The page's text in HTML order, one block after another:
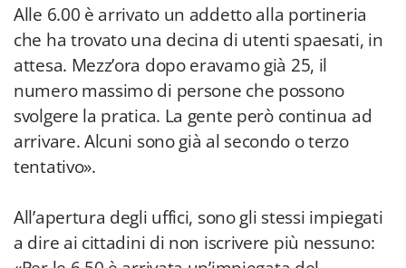
Alle 6.00 è arrivato un addetto alla portineria
che ha trovato una decina di utenti spaesati, in
attesa. Mezz’ora dopo eravamo già 25, il
numero massimo di persone che possono
svolgere la pratica. La gente però continua ad
arrivare. Alcuni sono già al secondo o terzo
tentativo».
All’apertura degli uffici, sono gli stessi impiegati
a dire ai cittadini di non iscrivere più nessuno: